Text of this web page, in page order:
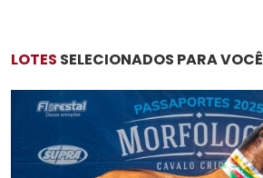
LOTES SELECIONADOS PARA VOCÊ